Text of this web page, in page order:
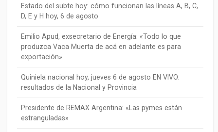
Estado del subte hoy: cómo funcionan las líneas A, B, C,
D, E y H hoy, 6 de agosto
Emilio Apud, exsecretario de Energía: «Todo lo que
produzca Vaca Muerta de acá en adelante es para
exportación»
Quiniela nacional hoy, jueves 6 de agosto EN VIVO:
resultados de la Nacional y Provincia
Presidente de REMAX Argentina: «Las pymes están
estranguladas»